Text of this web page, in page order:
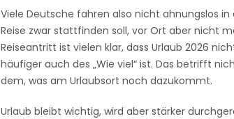
Viele Deutsche fahren also nicht ahnungslos
Reise zwar stattfinden soll, vor Ort aber nicht
Reiseantritt ist vielen klar, dass Urlaub 2026
häufiger auch des „Wie viel“ ist. Das betrifft
dem, was am Urlaubsort noch dazukommt.
Urlaub bleibt wichtig, wird aber stärker